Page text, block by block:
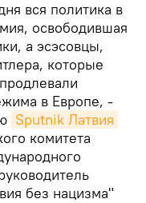
вся политика в
освободившая
а эсэсовцы,
которые
в Европе, -
Sputnik Латвия
комитета
без нацизма"